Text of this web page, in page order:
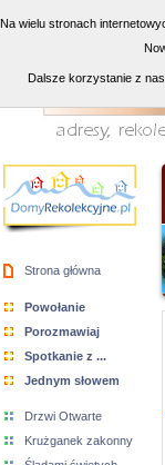
Strona główna
Powołanie
Porozmawiaj
Spotkanie z ...
Jednym słowem
Drzwi Otwarte
Krużganek zakonny
Na wielu stronach
Dalsze korzystanie z